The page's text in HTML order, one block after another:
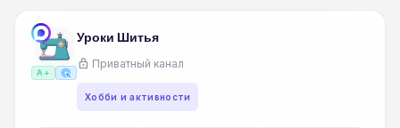
A+ ads_click
Уроки Шитья
lock Приватный канал
Хобби и активности